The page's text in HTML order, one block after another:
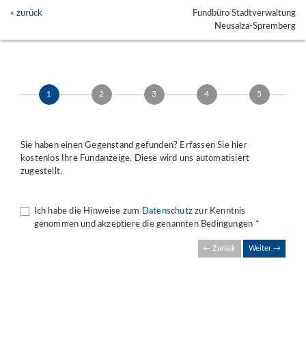
« zurück
Fundbüro Stadtverwaltung
Neusalza-Spremberg
1 2 3 4 5
Sie haben einen Gegenstand gefunden? Erfassen Sie hier
kostenlos Ihre Fundanzeige. Diese wird uns automatisiert
zugestellt.
Ich habe die Hinweise zum Datenschutzzur Kenntnis
genommen und akzeptiere die genannten Bedingungen *
← Zurück Weiter →